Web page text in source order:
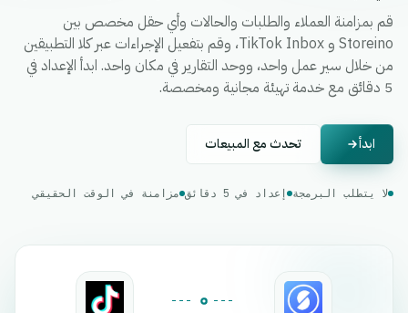
قم بمزامنة العملاء والطلبات والحالات وأي حقل مخصص بين
Storeino و TikTok Inbox، وقم بتفعيل الإجراءات عبر كلا التطبيقين
من خلال سير عمل واحد، ووحد التقارير في مكان واحد. ابدأ الإعداد في
5 دقائق مع خدمة تهيئة مجانية ومخصصة.
ابدأ تحدث مع المبيعات
لا يتطلب البرمجة إعداد في 5 دقائق مزامنة في الوقت الحقيقي